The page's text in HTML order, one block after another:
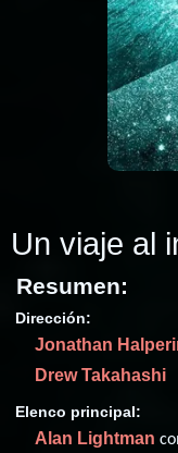
Un viaje al
Resumen:
Dirección:
Jonathan
Drew Takahashi
Elenco principal:
Alan Lightman